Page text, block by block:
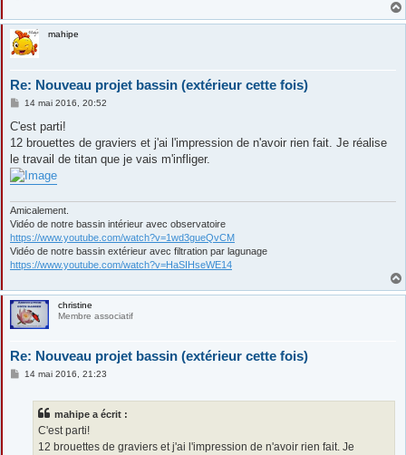
mahipe
Re: Nouveau projet bassin (extérieur cette fois)
M
s
a
g
e
14 mai 2016, 20:52
C'est parti!
12 brouettes de graviers et j'ai l'impression de n'avoir rien fait. Je réalise
le travail de titan que je vais m'infliger.
Amicalement.
Vidéo de notre bassin intérieur avec observatoire
https://www.youtube.com/watch?v=1wd3gueQvCM
Vidéo de notre bassin extérieur avec filtration par lagunage
https://www.youtube.com/watch?v=HaSIHseWE14
christine
Membre associatif
Re: Nouveau projet bassin (extérieur cette fois)
M14 mai 2016, 21:23
mahipe a écrit :
C'est parti!
12 brouettes de graviers et j'ai l'impression de n'avoir rien fait. Je